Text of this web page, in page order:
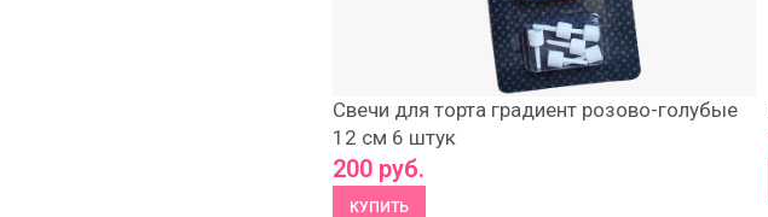
Свечи для торта градиент розово-голубые
12 см 6 штук
200руб.
КУПИТЬ